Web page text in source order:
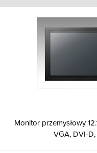
Monitor przemysłowy
VGA, DVI-D,